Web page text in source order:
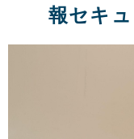
報セキ